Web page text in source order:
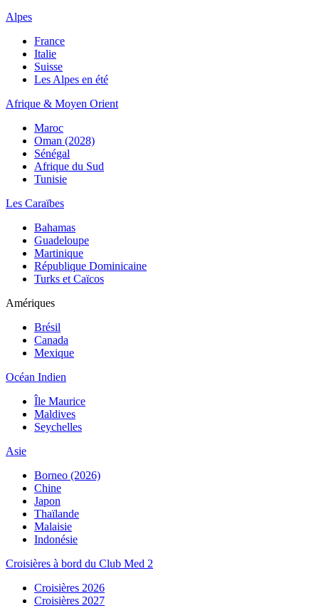
Alpes
France
Italie
Suisse
Les Alpes en été
Afrique & Moyen Orient
Maroc
Oman (2028)
Sénégal
Afrique du Sud
Tunisie
Les Caraïbes
Bahamas
Guadeloupe
Martinique
République Dominicaine
Turks et Caïcos
Amériques
Brésil
Canada
Mexique
Océan Indien
Île Maurice
Maldives
Seychelles
Asie
Borneo (2026)
Chine
Japon
Thaïlande
Malaisie
Indonésie
Croisières à bord du Club Med 2
Croisières 2026
Croisières 2027